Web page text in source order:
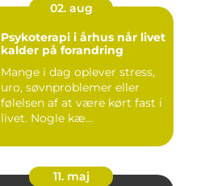
02. aug
Psykoterapi i århus når livet
kalder på forandring
Mange i dag oplever stress,
uro, søvnproblemer eller
følelsen af at være kørt fast i
livet. Nogle kæ...
11. maj